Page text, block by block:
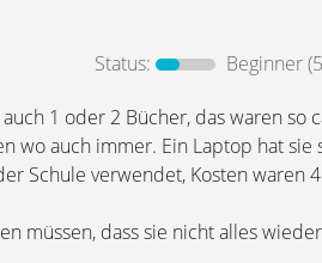
Status:
Beginner
1 oder 2 Bücher, das waren so
wo auch immer. Ein Laptop hat sie
Schule verwendet, Kosten waren
müssen, dass sie nicht alles